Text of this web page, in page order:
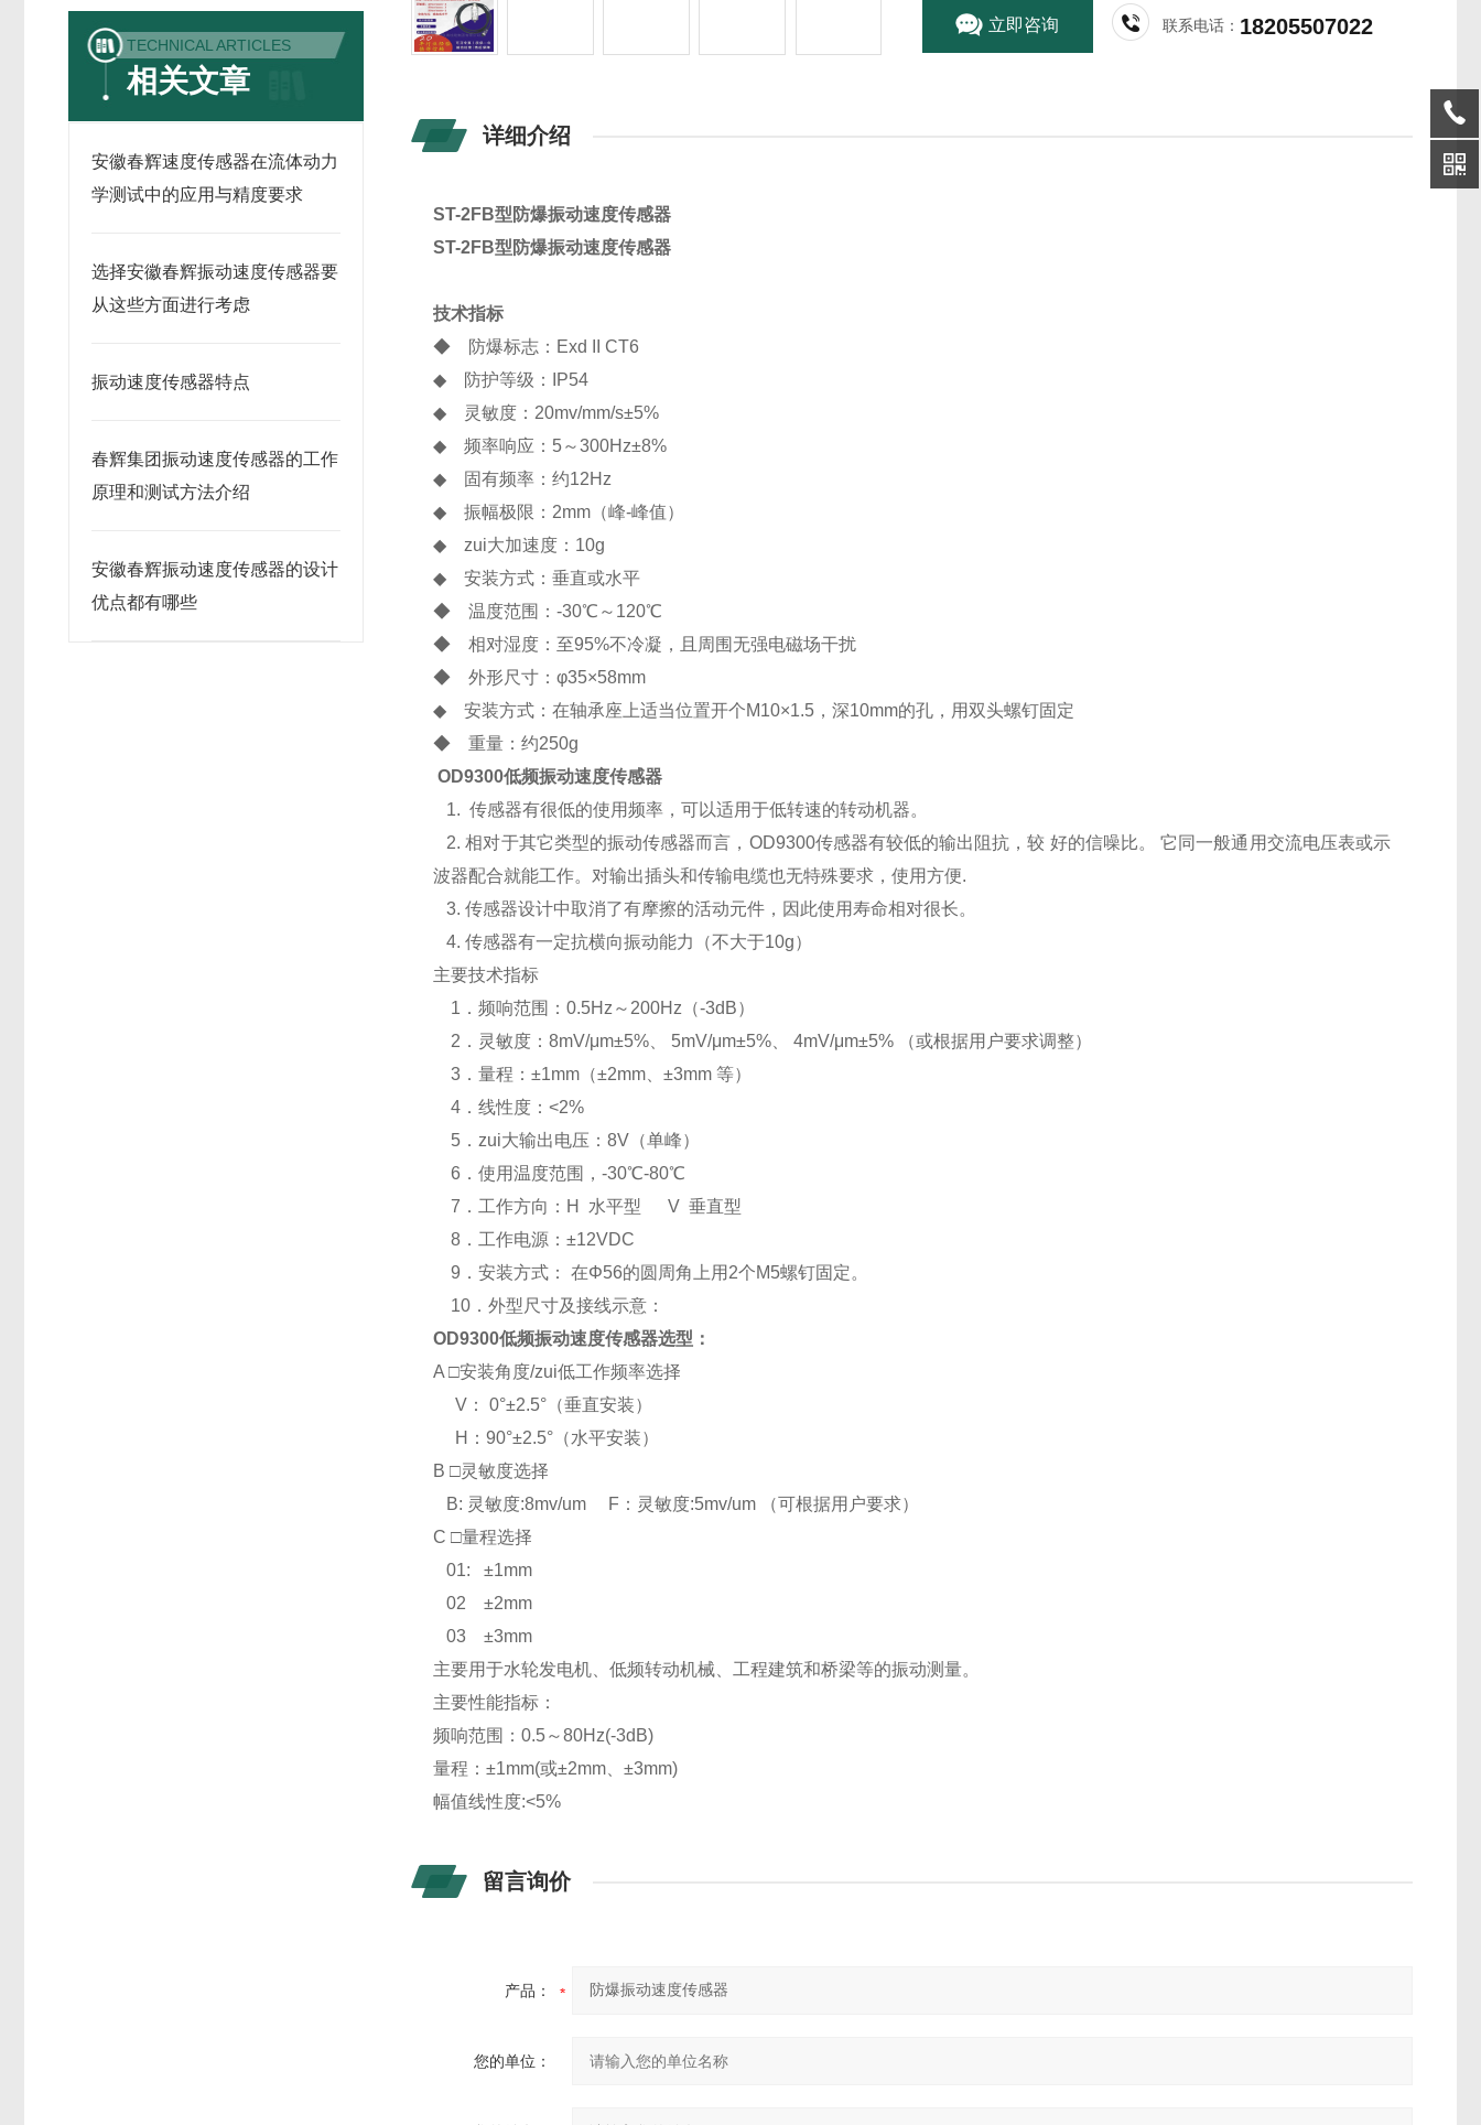
TECHNICAL ARTICLES
相关文章
安徽春辉速度传感器在流体动力
学测试中的应用与精度要求
选择安徽春辉振动速度传感器要
从这些方面进行考虑
振动速度传感器特点
春辉集团振动速度传感器的工作
原理和测试方法介绍
安徽春辉振动速度传感器的设计
优点都有哪些
立即咨询 联系电话： 18205507022
详细介绍
ST-2FB型 防爆振动速度传感器
ST-2FB型 防爆振动速度传感器
技术指标
◆ 防爆标志：Exd II CT6
◆ 防护等级：IP54
◆ 灵敏度：20mv/mm/s±5%
◆ 频率响应：5～300Hz±8%
◆ 固有频率：约12Hz
◆ 振幅极限：2mm（峰-峰值）
◆ zui大加速度：10g
◆ 安装方式：垂直或水平
◆ 温度范围：-30℃～120℃
◆ 相对湿度：至95%不冷凝，且周围无强电磁场干扰
◆ 外形尺寸：φ35×58mm
◆ 安装方式：在轴承座上适当位置开个M10×1.5，深10mm的孔，用双头螺钉固定
◆ 重量：约250g
OD9300低频振动速度传感器
1. 传感器有很低的使用频率，可以适用于低转速的转动机器。
2. 相对于其它类型的振动传感器而言，OD9300传感器有较低的输出阻抗，较 好的信噪比。
它同一般通用交流电压表或示
波器配合就能工作。对输出插头和传输电缆也无特殊要求，使用方便.
3. 传感器设计中取消了有摩擦的活动元件，因此使用寿命相对很长。
4. 传感器有一定抗横向振动能力（不大于10g）
主要技术指标
1．频响范围：0.5Hz～200Hz（-3dB）
2．灵敏度：8mV/μm±5%、 5mV/μm±5%、 4mV/μm±5% （或根据用户要求调整）
3．量程：±1mm（±2mm、±3mm 等）
4．线性度：<2%
5．zui大输出电压：8V（单峰）
6．使用温度范围，-30℃-80℃
7．工作方向：H 水平型 V 垂直型
8．工作电源：±12VDC
9．安装方式： 在Φ56的圆周角上用2个M5螺钉固定。
10．外型尺寸及接线示意：
OD9300低频振动速度传感器选型：
A □安装角度/zui低工作频率选择
V： 0°±2.5°（垂直安装）
H：90°±2.5°（水平安装）
B □灵敏度选择
B: 灵敏度:8mv/um F：灵敏度:5mv/um （可根据用户要求）
C □量程选择
01: ±1mm
02 ±2mm
03 ±3mm
主要用于水轮发电机、低频转动机械、工程建筑和桥梁等的振动测量。
主要性能指标：
频响范围：0.5～80Hz(-3dB)
量程：±1mm(或±2mm、±3mm)
幅值线性度:<5%
留言询价
产品：
您的单位：